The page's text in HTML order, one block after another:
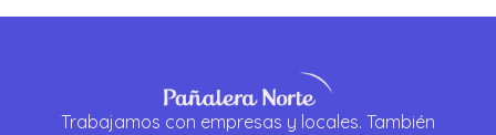
Trabajamos con empresas y locales. También